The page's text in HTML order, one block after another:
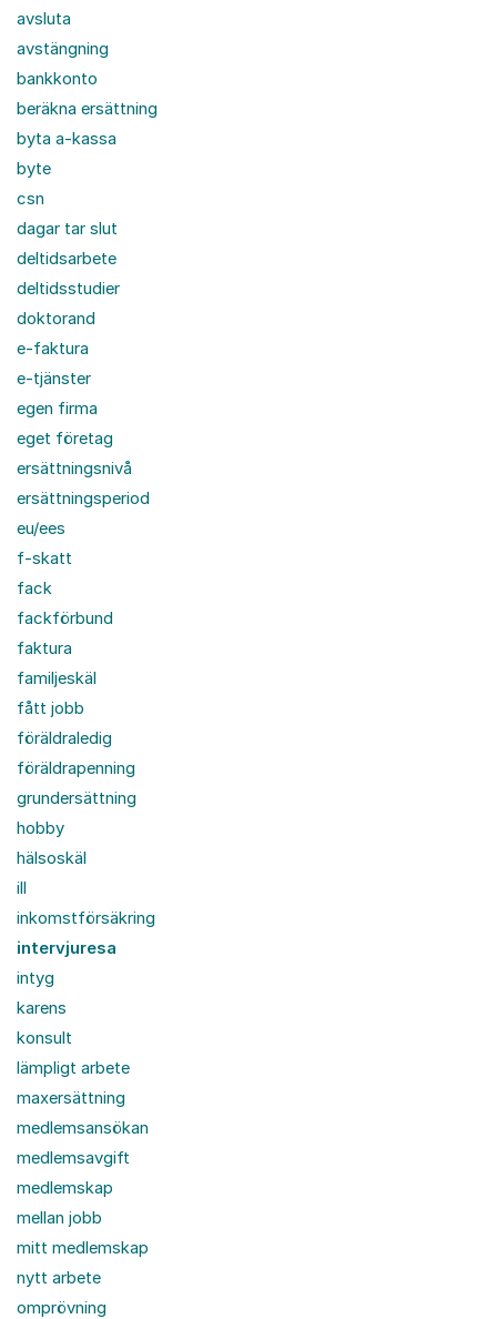
avsluta
avstängning
bankkonto
beräkna ersättning
byta a-kassa
byte
csn
dagar tar slut
deltidsarbete
deltidsstudier
doktorand
e-faktura
e-tjänster
egen firma
eget företag
ersättningsnivå
ersättningsperiod
eu/ees
f-skatt
fack
fackförbund
faktura
familjeskäl
fått jobb
föräldraledig
föräldrapenning
grundersättning
hobby
hälsoskäl
ill
inkomstförsäkring
intervjuresa
intyg
karens
konsult
lämpligt arbete
maxersättning
medlemsansökan
medlemsavgift
medlemskap
mellan jobb
mitt medlemskap
nytt arbete
omprövning